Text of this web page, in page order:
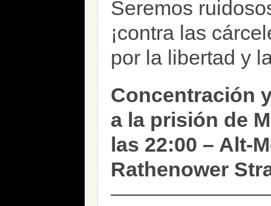
Seremos
¡contra las
por la libertad y
Concentración
a la prisión de
las 22:00 – Alt-
Rathenower